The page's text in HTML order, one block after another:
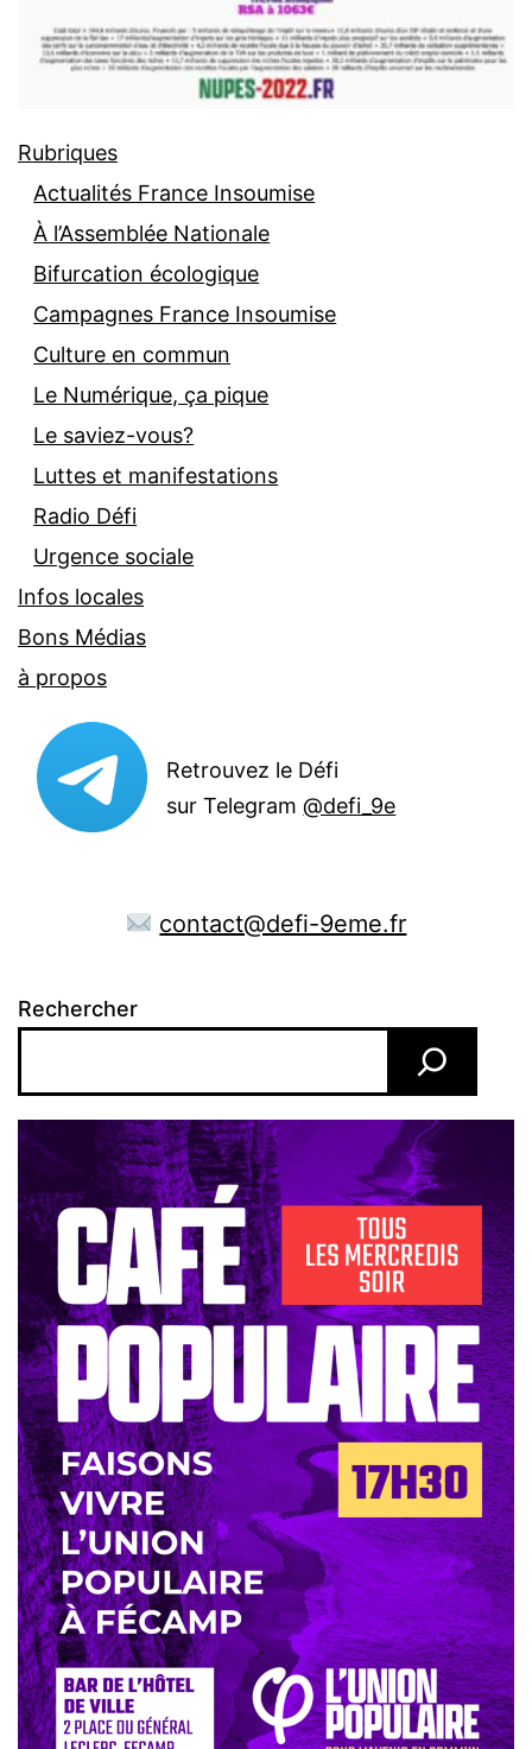
Rubriques
Actualités France Insoumise
À l’Assemblée Nationale
Bifurcation écologique
Campagnes France Insoumise
Culture en commun
Le Numérique, ça pique
Le saviez-vous?
Luttes et manifestations
Radio Défi
Urgence sociale
Infos locales
Bons Médias
à propos
Retrouvez le Défi
sur Telegram@defi_9e
contact@defi-9eme.fr
Rechercher